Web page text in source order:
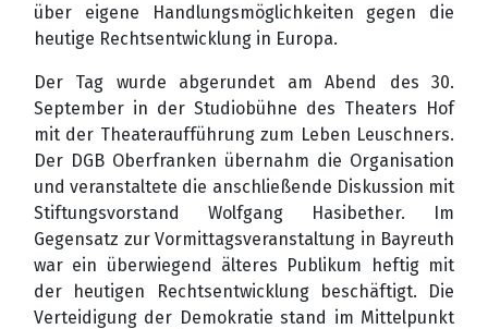
über eigene Handlungsmöglichkeiten gegen die
heutige Rechtsentwicklung in Europa.
Der Tag wurde abgerundet am Abend des 30.
September in der Studiobühne des Theaters Hof
mit der Theateraufführung zum Leben Leuschners.
Der DGB Oberfranken übernahm die Organisation
und veranstaltete die anschließende Diskussion mit
Stiftungsvorstand Wolfgang Hasibether. Im
Gegensatz zur Vormittagsveranstaltung in Bayreuth
war ein überwiegend älteres Publikum heftig mit
der heutigen Rechtsentwicklung beschäftigt. Die
Verteidigung der Demokratie stand im Mittelpunkt